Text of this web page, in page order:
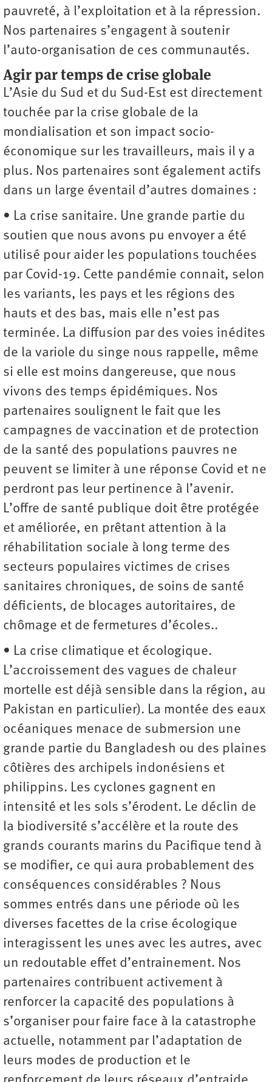
pauvreté, à l’exploitation et à la répression.
Nos partenaires s’engagent à soutenir
l’auto-organisation de ces communautés.
Agir par temps de crise globale
L’Asie du Sud et du Sud-Est est directement
touchée par la crise globale de la
mondialisation et son impact socio-
économique sur les travailleurs, mais il y a
plus. Nos partenaires sont également actifs
dans un large éventail d’autres domaines :
• La crise sanitaire. Une grande partie du
soutien que nous avons pu envoyer a été
utilisé pour aider les populations touchées
par Covid-19. Cette pandémie connait, selon
les variants, les pays et les régions des
hauts et des bas, mais elle n’est pas
terminée. La diffusion par des voies inédites
de la variole du singe nous rappelle, même
si elle est moins dangereuse, que nous
vivons des temps épidémiques. Nos
partenaires soulignent le fait que les
campagnes de vaccination et de protection
de la santé des populations pauvres ne
peuvent se limiter à une réponse Covid et ne
perdront pas leur pertinence à l’avenir.
L’offre de santé publique doit être protégée
et améliorée, en prêtant attention à la
réhabilitation sociale à long terme des
secteurs populaires victimes de crises
sanitaires chroniques, de soins de santé
déficients, de blocages autoritaires, de
chômage et de fermetures d’écoles..
• La crise climatique et écologique.
L’accroissement des vagues de chaleur
mortelle est déjà sensible dans la région, au
Pakistan en particulier). La montée des eaux
océaniques menace de submersion une
grande partie du Bangladesh ou des plaines
côtières des archipels indonésiens et
philippins. Les cyclones gagnent en
intensité et les sols s’érodent. Le déclin de
la biodiversité s’accélère et la route des
grands courants marins du Pacifique tend à
se modifier, ce qui aura probablement des
conséquences considérables ? Nous
sommes entrés dans une période où les
diverses facettes de la crise écologique
interagissent les unes avec les autres, avec
un redoutable effet d’entrainement. Nos
partenaires contribuent activement à
renforcer la capacité des populations à
s’organiser pour faire face à la catastrophe
actuelle, notamment par l’adaptation de
leurs modes de production et le